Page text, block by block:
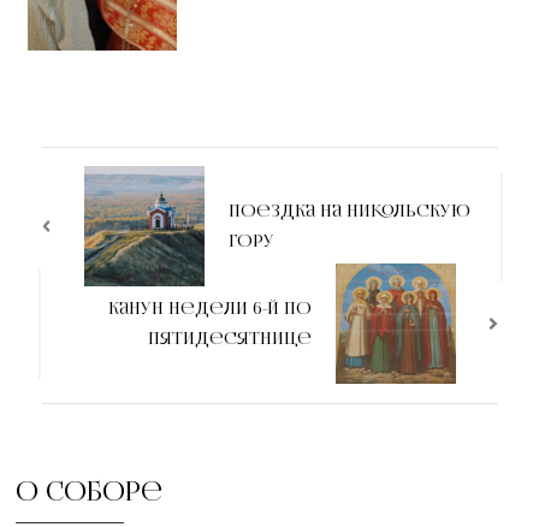
Поездка на Никольскую
гору
Канун недели 6-й по
Пятидесятнице
О соборе